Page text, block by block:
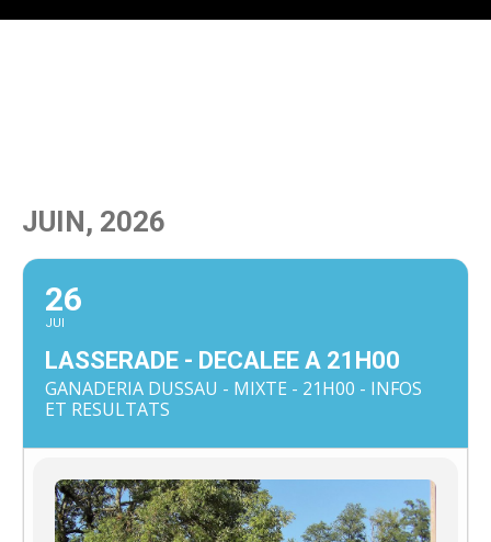
JUIN, 2026
26
JUI
LASSERADE - DECALEE A 21H00
GANADERIA DUSSAU - MIXTE - 21H00 - INFOS
ET RESULTATS